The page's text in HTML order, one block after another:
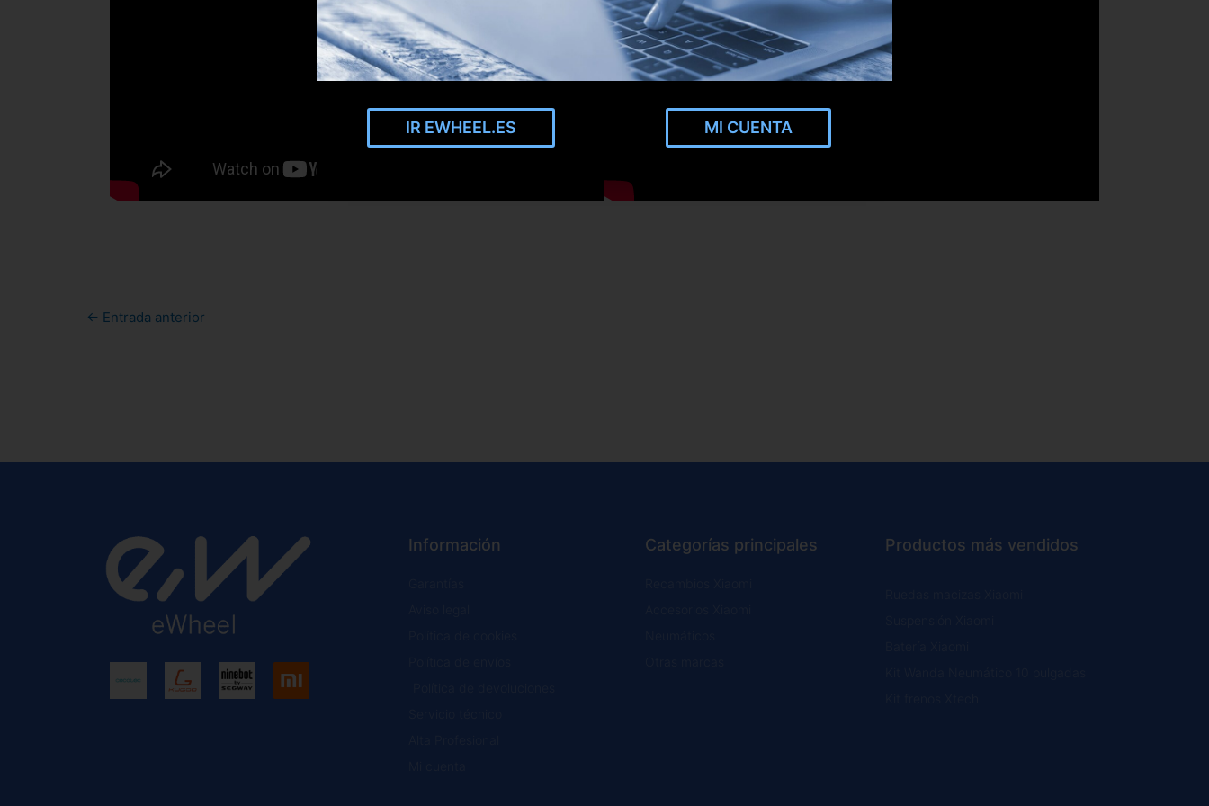
← Entrada anterior
Información Categorías principales Productos más vendidos
IR EWHEEL.ES MI CUENTA